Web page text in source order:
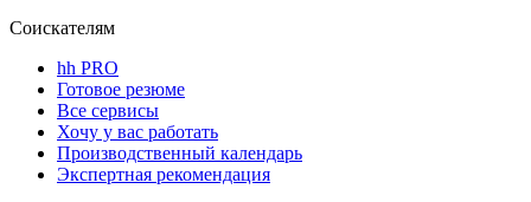
Соискателям
hh PRO
Готовое резюме
Все сервисы
Хочу у вас работать
Производственный календарь
Экспертная рекомендация